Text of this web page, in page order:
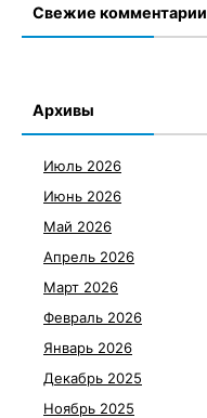
Свежие комментарии
Архивы
Июль 2026
Июнь 2026
Май 2026
Апрель 2026
Март 2026
Февраль 2026
Январь 2026
Декабрь 2025
Ноябрь 2025